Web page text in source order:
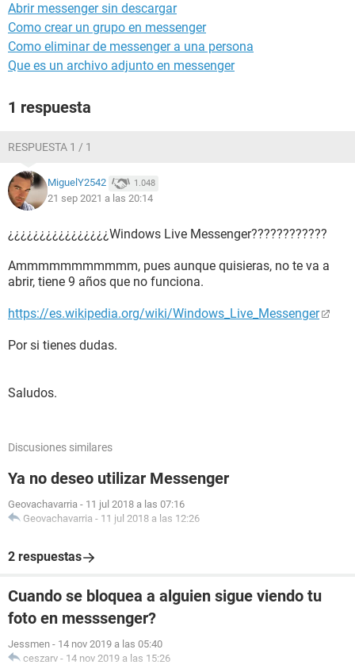
Abrir messenger sin descargar
Como crear un grupo en messenger
Como eliminar de messenger a una persona
Que es un archivo adjunto en messenger
1 respuesta
RESPUESTA 1 / 1
MiguelY2542 1.048
21 sep 2021 a las 20:14
¿¿¿¿¿¿¿¿¿¿¿¿¿¿¿¿Windows Live Messenger????????????
Ammmmmmmmmmm, pues aunque quisieras, no te va a
abrir, tiene 9 años que no funciona.
https://es.wikipedia.org/wiki/Windows_Live_Messenger
Por si tienes dudas.
Saludos.
Discusiones similares
Ya no deseo utilizar Messenger
Geovachavarria - 11 jul 2018 a las 07:16
Geovachavarria - 11 jul 2018 a las 12:26
2 respuestas
Cuando se bloquea a alguien sigue viendo tu
foto en messsenger?
Jessmen - 14 nov 2019 a las 05:40
ceszarv - 14 nov 2019 a las 15:26